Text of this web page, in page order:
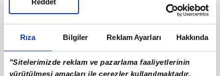
Rıza Bilgiler Reklam Ayarları Hakkında
"Sitelerimizde reklam ve pazarlama faaliyetlerinin
yürütülmesi amaçları ile çerezler kullanılmaktadır.
Reddet